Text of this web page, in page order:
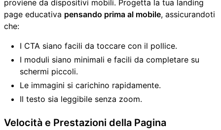
proviene da dispositivi mobili. Progetta la tua landing
page educativa pensando prima al mobile, assicurandoti
che:
I CTA siano facili da toccare con il pollice.
I moduli siano minimali e facili da completare su
schermi piccoli.
Le immagini si carichino rapidamente.
Il testo sia leggibile senza zoom.
Velocità e Prestazioni della Pagina